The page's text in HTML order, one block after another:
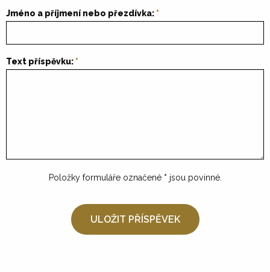
Jméno a příjmení nebo přezdívka:
Text příspěvku:
Položky formuláře označené * jsou povinné.